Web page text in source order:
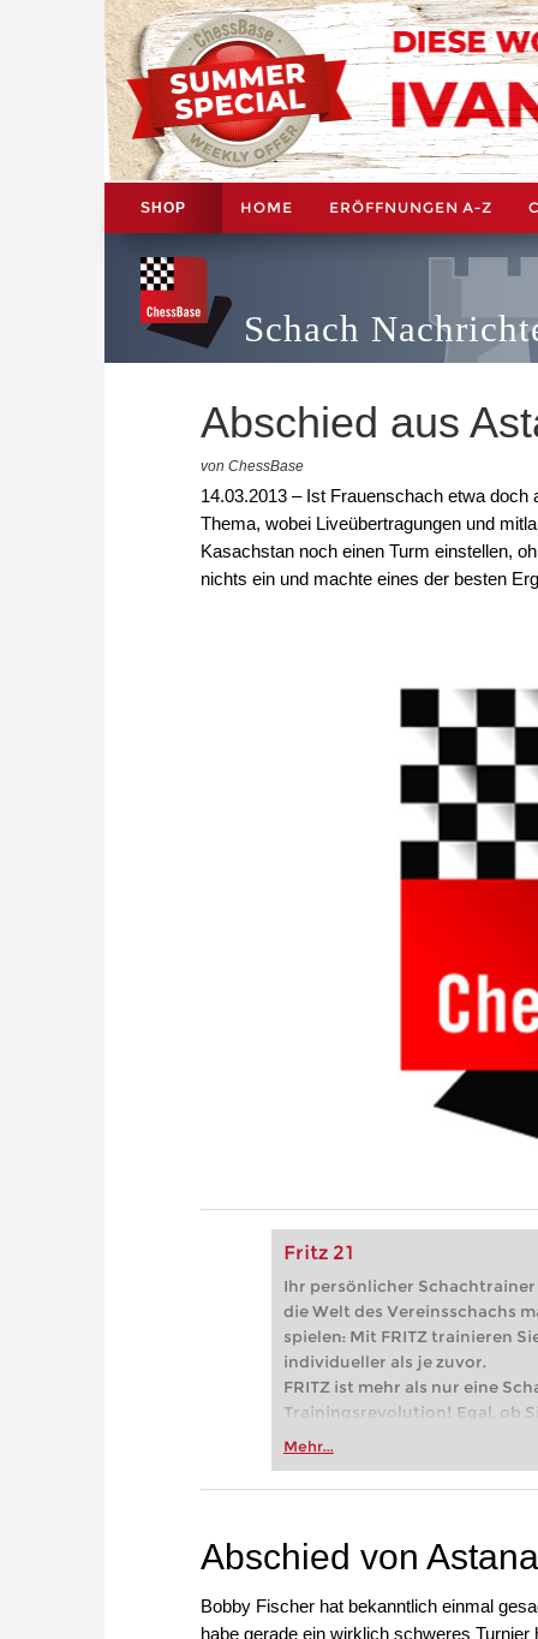
SHOP HOME ERÖFFNUNGEN A-Z
Schach
Abschied aus
von ChessBase
14.03.2013 – Ist Frauenschach etwa
Thema, wobei Liveübertragungen und
Kasachstan noch einen Turm einstellen,
nichts ein und machte eines der besten
Fritz 21
Ihr persönlicher
die Welt des Vereinsschachs
spielen: Mit FRITZ trainieren
individueller als je zuvor.
FRITZ ist mehr als nur eine
Trainingsrevolution! Egal, ob
Vereinsschachs machen oder
zuvor.
Mehr...
Abschied von Astana
Bobby Fischer hat bekanntlich einmal
habe gerade ein wirklich schweres